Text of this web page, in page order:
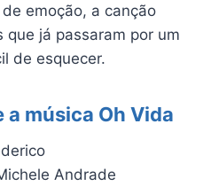
emoção, a canção
já passaram por um
de esquecer.
música Oh Vida
Andrade